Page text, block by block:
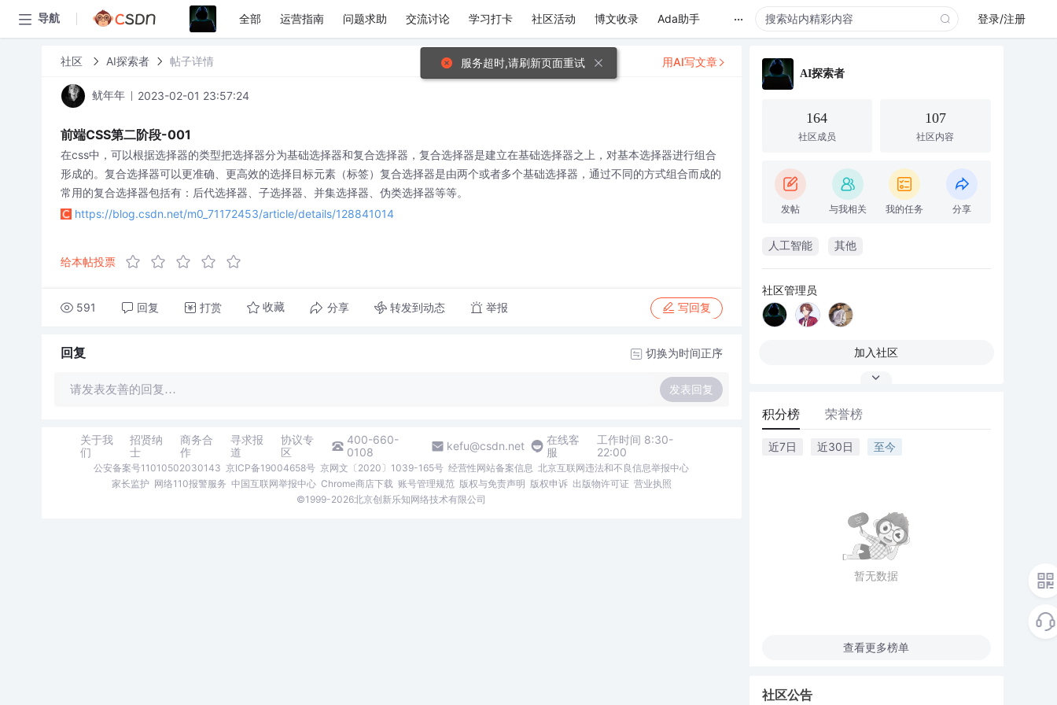
导航 全部 运营指南 问题求助 交流讨论 学习打卡 社区活动 博文收录 Ada助手 ... 登录/注册
社区 AI探索者 帖子详情
鱿年年 2023-02-01 23:57:24
前端CSS第二阶段-001
在css中，可以根据选择器的类型把选择器分为基础选择器和复合选择器，复合选择器是建立在基础选择器之上，对基本选择器进行组合
形成的。复合选择器可以更准确、更高效的选择目标元素（标签）复合选择器是由两个或者多个基础选择器，通过不同的方式组合而成的
常用的复合选择器包括有：后代选择器、子选择器、并集选择器、伪类选择器等等。
https://blog.csdn.net/m0_71172453/article/details/128841014
给本帖投票
591 回复 打赏 收藏 分享 转发到动态 举报 写回复
用AI写文章
回复 切换为时间正序
请发表友善的回复… 发表回复
关于我
们
招贤纳
士
商务合
作
寻求报
道
协议专
区
400-660-
0108
kefu@csdn.net
在线客
服
工作时间 8:30-
22:00
公安备案号11010502030143 京ICP备19004658号 京网文〔2020〕1039-165号 经营性网站备案信息 北京互联网违法和不良信息举报中心
家长监护 网络110报警服务 中国互联网举报中心 Chrome商店下载 账号管理规范 版权与免责声明 版权申诉 出版物许可证 营业执照
©1999-2026北京创新乐知网络技术有限公司
AI探索者
164
社区成员
107
社区内容
发帖 与我相关 我的任务 分享
人工智能 其他
社区管理员
加入社区
积分榜 荣誉榜
近7日 近30日 至今
暂无数据
查看更多榜单
社区公告
服务超时,请刷新页面重试